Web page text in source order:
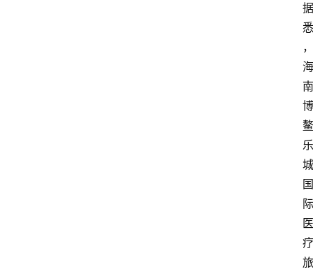
据
悉
，
海
南
博
鳌
乐
城
国
际
医
疗
旅